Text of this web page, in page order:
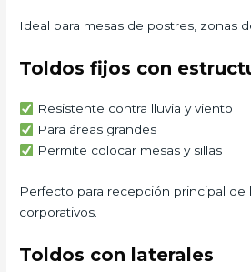
Ideal para mesas de postres, zonas
Toldos fijos con
Resistente contra lluvia y viento
Para áreas grandes
Permite colocar mesas y sillas
Perfecto para recepción principal de
corporativos.
Toldos con laterales